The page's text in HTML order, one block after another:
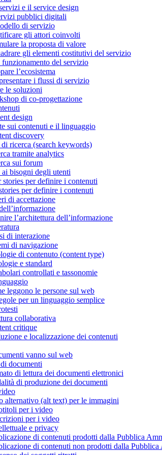
e il service design
pubblici digitali
di servizio
gli attori coinvolti
la proposta di valore
gli elementi costitutivi del servizio
del servizio
l’ecosistema
i flussi di servizio
le soluzioni
di co-progettazione
design
sui contenuti e il linguaggio
discovery
ricerca (search keywords)
tramite analytics
sui forum
bisogni degli utenti
stories per definire i contenuti
per definire i contenuti
di accettazione
l’architettura dell’informazione
di interazione
di navigazione
di contenuto (content type)
e standard
controllati e tassonomie
leggono le persone sul web
per un linguaggio semplice
collaborativa
critique
e localizzazione dei contenuti
vanno sul web
documenti
di lettura dei documenti elettronici
di produzione dei documenti
alternativo (alt text) per le immagini
per i video
per i video
e privacy
di contenuti prodotti dalla Pubblica
di contenuti non prodotti dalla Pubblica